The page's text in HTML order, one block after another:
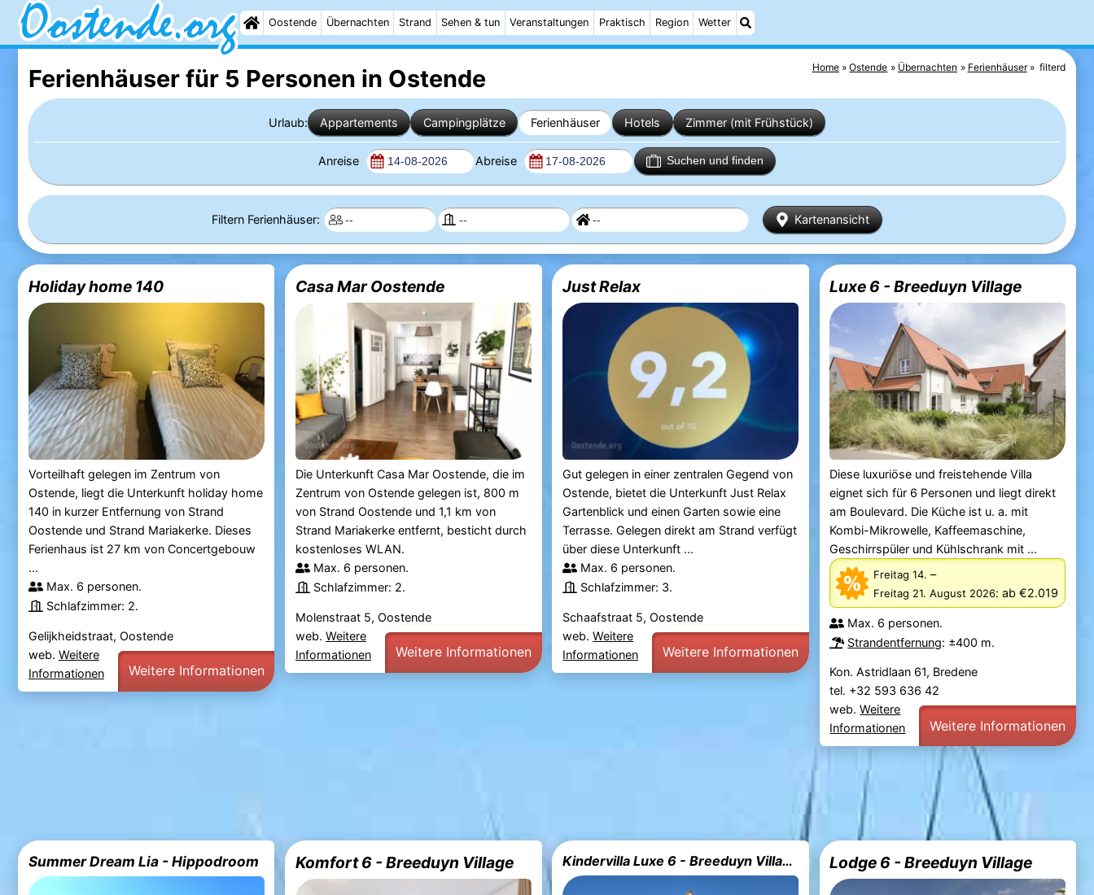
Oostende Übernachten Strand Sehen & tun Veranstaltungen Praktisch Region Wetter
Home Ostende Übernachten Ferienhäuser filterd
Ferienhäuser für 5 Personen in Ostende
Urlaub: Appartements Campingplätze Ferienhäuser Hotels Zimmer (mit Frühstück)
Anreise Abreise Suchen und finden
Filtern Ferienhäuser: Kartenansicht
Holiday home 140
Vorteilhaft gelegen im Zentrum von
Ostende, liegt die Unterkunft holiday home
140 in kurzer Entfernung von Strand
Oostende und Strand Mariakerke. Dieses
Ferienhaus ist 27 km von Concertgebouw
...
Max. 6 personen.
Schlafzimmer: 2.
Gelijkheidstraat, Oostende
web. Weitere
Informationen
Weitere Informationen
Casa Mar Oostende
Die Unterkunft Casa Mar Oostende, die im
Zentrum von Ostende gelegen ist, 800 m
von Strand Oostende und 1,1 km von
Strand Mariakerke entfernt, besticht durch
kostenloses WLAN.
Max. 6 personen.
Schlafzimmer: 2.
Molenstraat 5, Oostende
web. Weitere
Informationen
Weitere Informationen
Just Relax
Gut gelegen in einer zentralen Gegend von
Ostende, bietet die Unterkunft Just Relax
Gartenblick und einen Garten sowie eine
Terrasse. Gelegen direkt am Strand verfügt
über diese Unterkunft ...
Max. 6 personen.
Schlafzimmer: 3.
Schaafstraat 5, Oostende
web.Weitere
Informationen
Weitere Informationen
Luxe 6 - Breeduyn Village
Diese luxuriöse und freistehende Villa
eignet sich für 6 Personen und liegt direkt
am Boulevard. Die Küche ist u. a. mit
Kombi-Mikrowelle, Kaffeemaschine,
Geschirrspüler und Kühlschrank mit ...
Freitag 14. –
Freitag 21. August 2026:ab €2.019
Max. 6 personen.
Strandentfernung: ±400 m.
Kon. Astridlaan 61, Bredene
tel. +32 593 636 42
web.Weitere
Informationen
Weitere Informationen
Summer Dream Lia - Hippodroom Komfort 6 - Breeduyn Village Kindervilla Luxe 6 - Breeduyn Village Lodge 6 - Breeduyn Village